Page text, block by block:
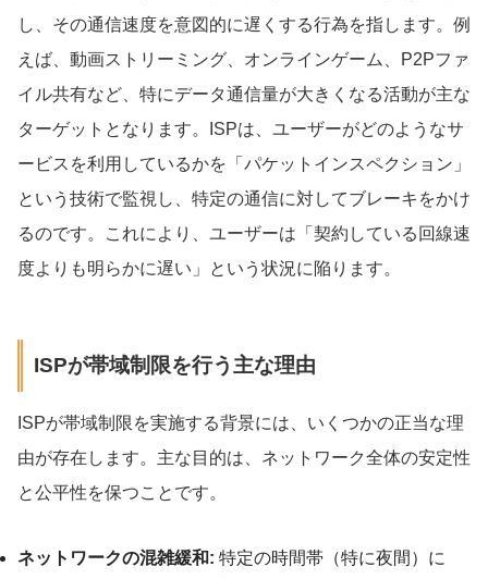
し、その通信速度を意図的に遅くする行為を指します。例
えば、動画ストリーミング、オンラインゲーム、P2Pファ
イル共有など、特にデータ通信量が大きくなる活動が主な
ターゲットとなります。ISPは、ユーザーがどのようなサ
ービスを利用しているかを「パケットインスペクション」
という技術で監視し、特定の通信に対してブレーキをかけ
るのです。これにより、ユーザーは「契約している回線速
度よりも明らかに遅い」という状況に陥ります。
ISPが帯域制限を行う主な理由
ISPが帯域制限を実施する背景には、いくつかの正当な理
由が存在します。主な目的は、ネットワーク全体の安定性
と公平性を保つことです。
ネットワークの混雑緩和: 特定の時間帯（特に夜間）に